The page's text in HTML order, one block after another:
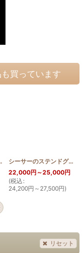
買っています
[
ー50cm×80cm Pattern
シーサーのステンドグラスキルトタペストリー110cm
22,000円 ～25,000円
(税込 :
24,200円 ～27,500円)
リセット